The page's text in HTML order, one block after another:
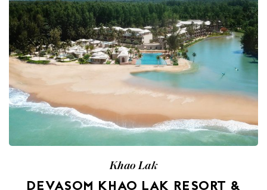
Khao Lak
DEVASOM KHAO LAK RESORT &